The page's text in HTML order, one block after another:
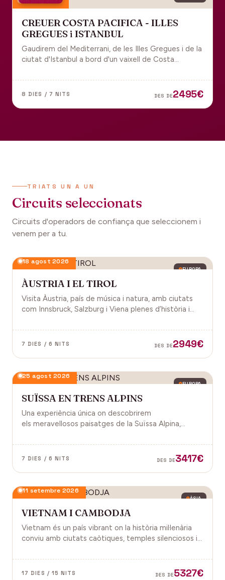
CREUER COSTA PACIFICA - ILLES
GREGUES i ISTANBUL
Gaudirem del Mediterrani, de les Illes Gregues i de la
ciutat d'Istanbul a bord d'un vaixell de Costa
8 DIES / 7 NITS DES DE2495€
TRIATS UN A UN
Circuits seleccionats
Circuits d'operadors de confiança que seleccionem i
venem per a tu.
EUROPA
18 agost 2026
ÀUSTRIA I EL TIROL
Visita Àustria, país de música i natura, amb ciutats
com Innsbruck, Salzburg i Viena plenes d’història i
7 DIES / 6 NITS DES DE2949€
EUROPA
25 agost 2026
SUÏSSA EN TRENS ALPINS
Una experiència única on descobrirem
els meravellosos paisatges de la Suïssa Alpina,
gastronomia i molt més!
7 DIES / 6 NITS DES DE3417€
ÀSIA
11 setembre 2026
VIETNAM I CAMBODJA
Vietnam és un país vibrant on la història mil·lenària
conviu amb ciutats caòtiques, temples silenciosos i
badies. Cambodja és un murmuri de selva i pedra
antiga, on els temples d'Angkor emergeixen entre
17 DIES / 15 NITS DES DE5327€